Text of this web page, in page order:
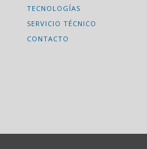
TECNOLOGÍAS
SERVICIO TÉCNICO
CONTACTO